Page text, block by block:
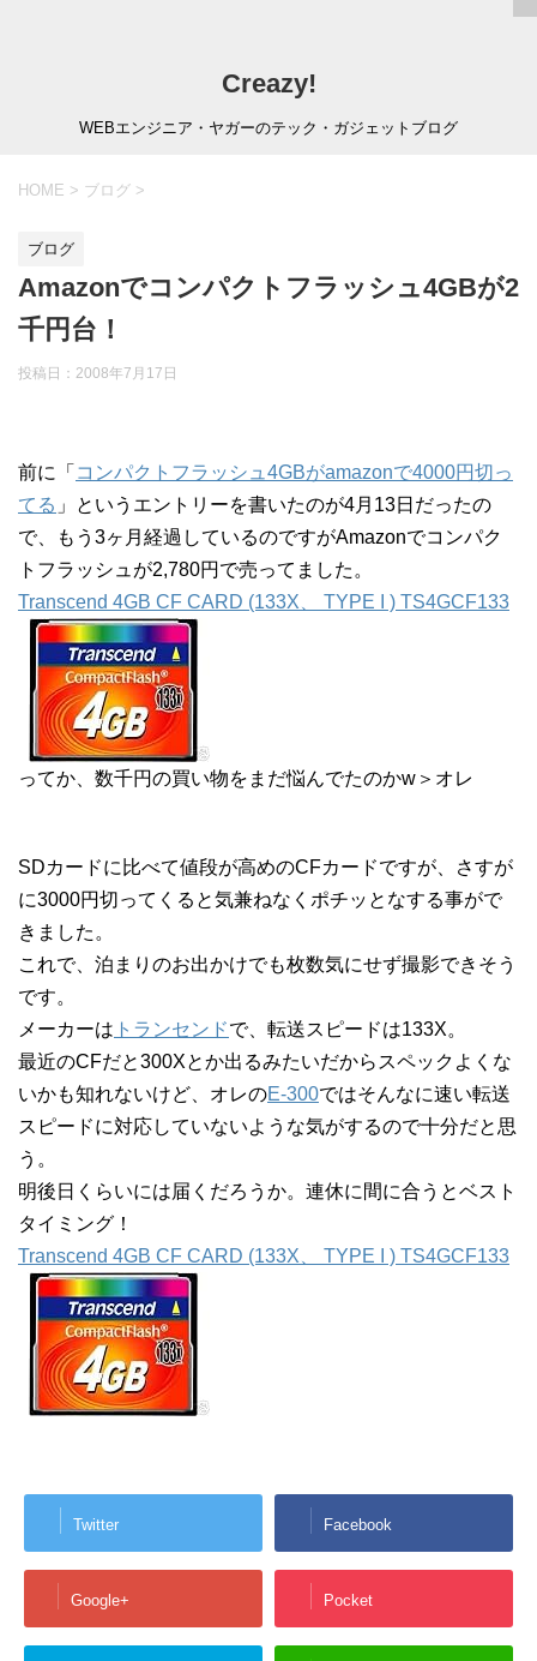
Creazy!
WEBエンジニア・ヤガーのテック・ガジェットブログ
HOME > ブログ >
ブログ
Amazonでコンパクトフラッシュ4GBが2
千円台！
投稿日： 2008年7月17日
前に「 コンパクトフラッシュ4GBがamazonで4000円切っ
てる 」というエントリーを書いたのが4月13日だったの
で、もう3ヶ月経過しているのですがAmazonでコンパク
トフラッシュが2,780円で売ってました。
Transcend 4GB CF CARD (133X、 TYPE I ) TS4GCF133
ってか、数千円の買い物をまだ悩んでたのかw＞オレ
SDカードに比べて値段が高めのCFカードですが、さすが
に3000円切ってくると気兼ねなくポチッとなする事がで
きました。
これで、泊まりのお出かけでも枚数気にせず撮影できそう
です。
メーカーは トランセンドで、転送スピードは133X。
最近のCFだと300Xとか出るみたいだからスペックよくな
いかも知れないけど、オレのE-300ではそんなに速い転送
スピードに対応していないような気がするので十分だと思
う。
明後日くらいには届くだろうか。連休に間に合うとベスト
タイミング！
Transcend 4GB CF CARD (133X、 TYPE I ) TS4GCF133
Twitter Facebook
Google+ Pocket